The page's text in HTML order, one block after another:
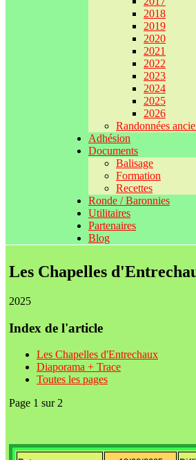
2018
2019
2020
2021
2022
2023
2024
2025
2026
Randonnées
Adhésion
Documents
Balisage
Formation
Recettes
Ronde / Baronnies
Utilitaires
Partenaires
Blog
Les Chapelles
2025
Index de l'article
Les Chapelles d'Entrechaux
Diaporama + Trace
Toutes les pages
Page 1 sur 2